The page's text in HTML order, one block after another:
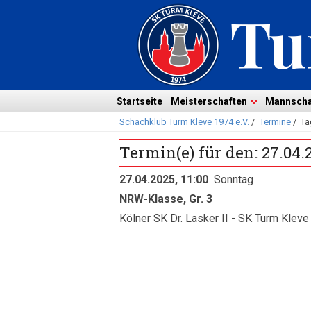
überspringen
Startseite Meisterschaften
Schachklub Turm Kleve 1974 e.V. / Termine/
Termin(e) für den:
27.04.2025, 11:00 Sonntag
NRW-Klasse, Gr. 3
Kölner SK Dr. Lasker II - SK Turm Kleve